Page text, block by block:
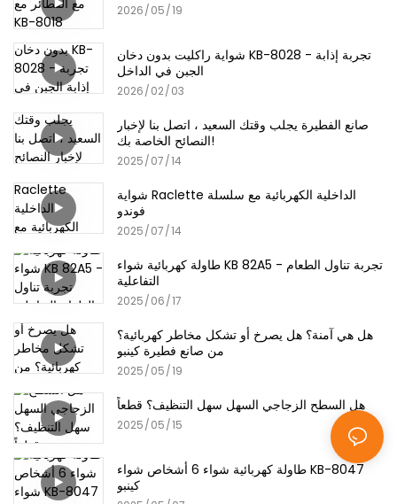
2026 05 19
شواية راكليت بدون دخان KB-8028 - تجربة إذابة
الجبن في الداخل
2026 02 03
صانع الفطيرة يجلب وقتك السعيد ، اتصل بنا لإخبار
النصائح الخاصة بك!
2025 07 14
شواية Raclette الداخلية الكهربائية مع سلسلة
فوندو
2025 07 14
طاولة كهربائية شواء KB 82A5 - تجربة تناول الطعام
التفاعلية
2025 06 17
هل هي آمنة؟ هل يصرخ أو تشكل مخاطر كهربائية؟
من صانع فطيرة كينبو
2025 05 19
هل السطح الزجاجي السهل سهل التنظيف؟ قطعاً
2025 05 15
طاولة كهربائية شواء 6 أشخاص شواء KB-8047
كينبو